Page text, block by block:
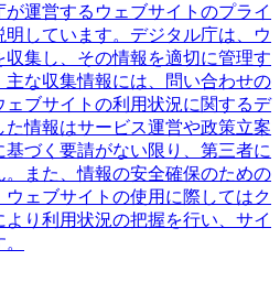
運営するウェブサイトのプライ
しています。デジタル庁は、ウ
収集し、その情報を適切に管理す
な収集情報には、問い合わせの
ブサイトの利用状況に関するデ
情報はサービス運営や政策立案
づく要請がない限り、第三者に
また、情報の安全確保のための
ェブサイトの使用に際してはク
り利用状況の把握を行い、サイ